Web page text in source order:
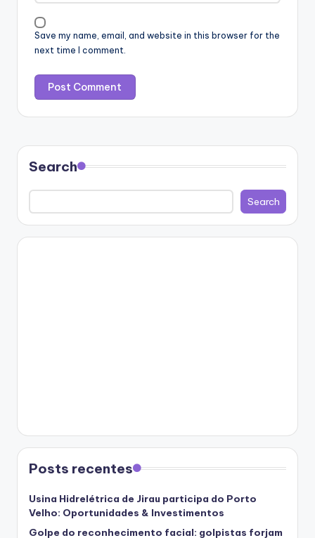
Save my name, email, and website in this browser for the
next time I comment.
Search
Search
Posts recentes
Usina Hidrelétrica de Jirau participa do Porto
Velho: Oportunidades & Investimentos
Golpe do reconhecimento facial: golpistas forjam